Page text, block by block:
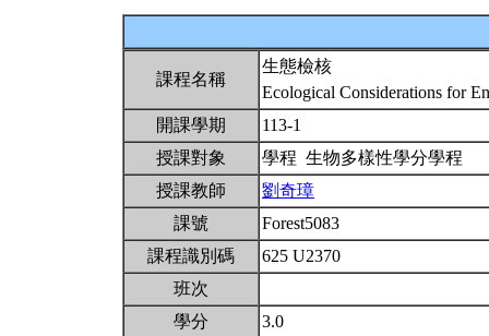
課程名稱
生態檢核
Ecological Considerations for
開課學期
113-1
授課對象
學程 生物多樣性學分學程
授課教師
劉奇璋
課號
Forest5083
課程識別碼
625 U2370
班次
學分
3.0